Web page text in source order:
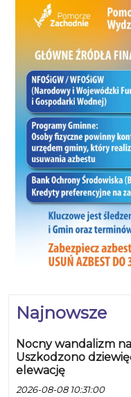
Najnowsze
Nocny wandalizm
Uszkodzono
elewację
2026-08-08 10:31:00